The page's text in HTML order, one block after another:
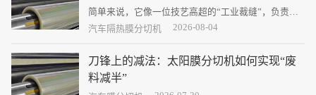
简单来说，它像一位技艺高超的“工业裁缝”，负责将
宽幅的太阳膜母卷，精准地裁剪成市场所需的各种窄
汽车隔热膜分切机 2026-08-04
刀锋上的减法：太阳膜分切机如何实现“废
料减半”